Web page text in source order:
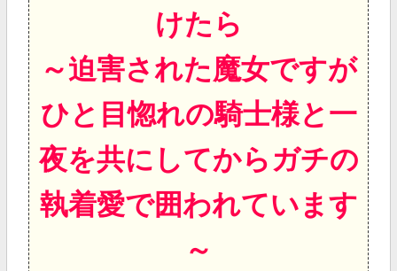
けたら
～迫害された魔女ですが
ひと目惚れの騎士様と一
夜を共にしてからガチの
執着愛で囲われています
～